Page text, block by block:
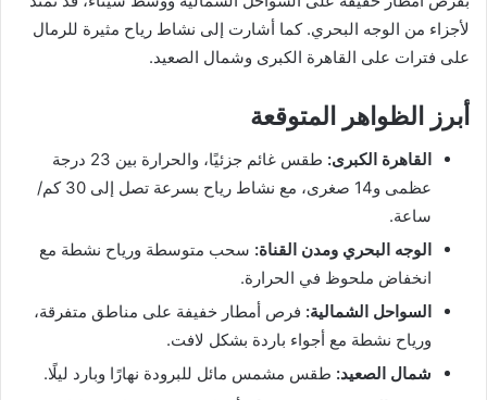
لأجزاء من الوجه البحري. كما أشارت إلى نشاط رياح مثيرة للرمال
على فترات على القاهرة الكبرى وشمال الصعيد.
أبرز الظواهر المتوقعة
القاهرة الكبرى:
طقس غائم جزئيًا، والحرارة بين 23 درجة
عظمى و14 صغرى، مع نشاط رياح بسرعة تصل إلى 30 كم/
ساعة.
الوجه البحري ومدن القناة: سحب متوسطة ورياح نشطة مع
انخفاض ملحوظ في الحرارة.
السواحل الشمالية: فرص أمطار خفيفة على مناطق متفرقة،
ورياح نشطة مع أجواء باردة بشكل لافت.
شمال الصعيد: طقس مشمس مائل للبرودة نهارًا وبارد ليلًا.